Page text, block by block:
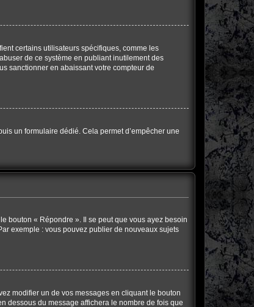
certains utilisateurs spécifiques, comme les
de ce système en publiant inutilement des
sanctionner en abaissant votre compteur de
un formulaire dédié. Cela permet d’empêcher une
bouton « Répondre ». Il se peut que vous ayez besoin
exemple : vous pouvez publier de nouveaux sujets
modifier un de vos messages en cliquant le bouton
dessous du message affichera le nombre de fois que